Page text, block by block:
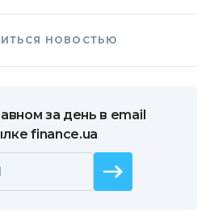
НОВОСТЬЮ
за день в email
finance.ua